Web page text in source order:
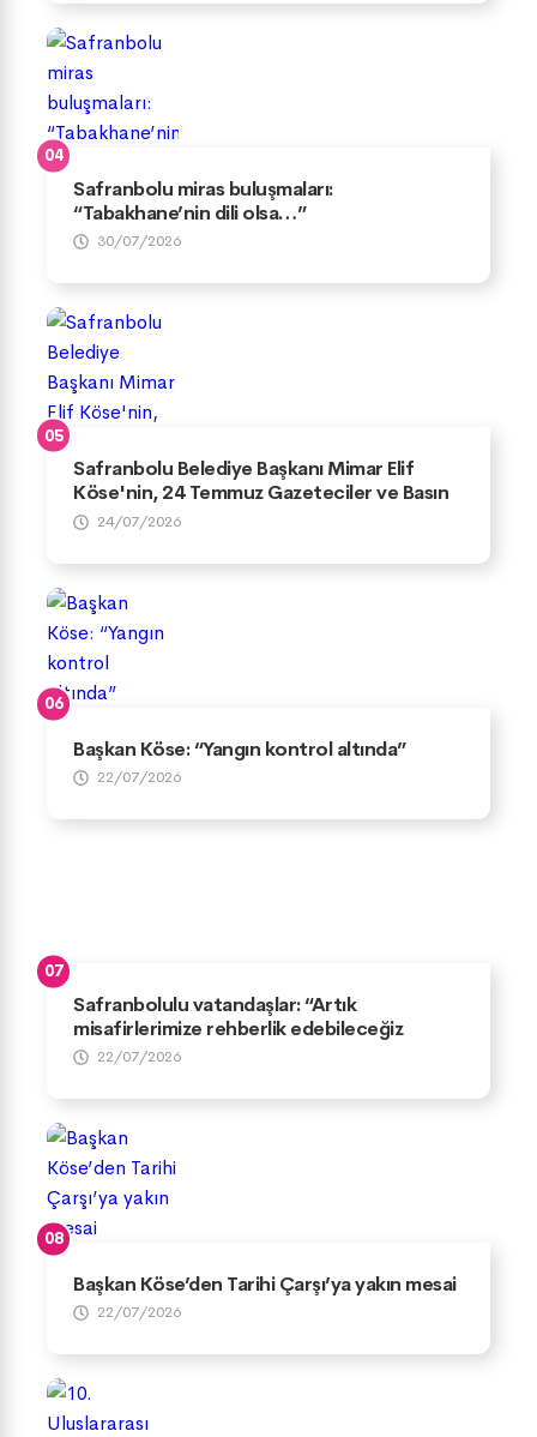
Safranbolu miras buluşmaları:
“Tabakhane’nin dili olsa…”
30/07/2026
Safranbolu Belediye Başkanı Mimar Elif
Köse'nin, 24 Temmuz Gazeteciler ve Basın
Bayramı Mesajı
24/07/2026
Başkan Köse: “Yangın kontrol altında”
22/07/2026
Safranbolulu vatandaşlar: “Artık
misafirlerimize rehberlik edebileceğiz
22/07/2026
Başkan Köse’den Tarihi Çarşı’ya yakın mesai
22/07/2026